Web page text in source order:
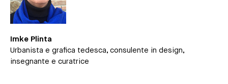
Imke Plinta
Urbanista e grafica tedesca, consulente in design,
insegnante e curatrice